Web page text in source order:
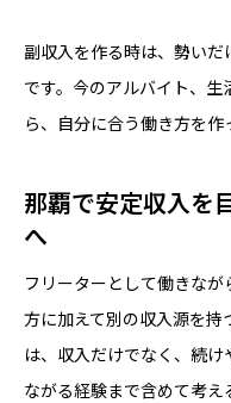
副収入を作る時は、勢い
です。今のアルバイト、
ら、自分に合う働き方を作
那覇で安定収入を
へ
フリーターとして働きな
方に加えて別の収入源を持
は、収入だけでなく、続
ながる経験まで含めて考え